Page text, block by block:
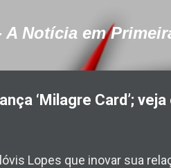
A Notícia em
‘Milagre Card’;
Lopes que inovar sua